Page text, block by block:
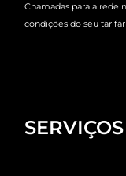
Chamadas para a rede
condições do seu
SERVIÇOS